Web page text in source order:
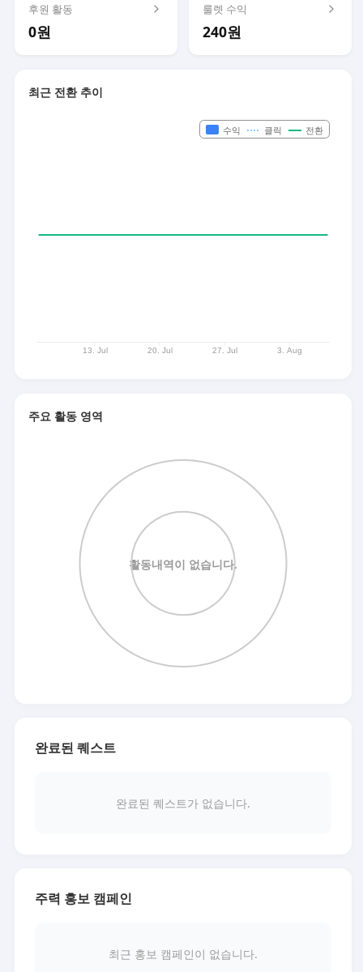
후원 활동
0원
룰렛 수익
240원
최근 전환 추이
주요 활동 영역
완료된 퀘스트
완료된 퀘스트가 없습니다.
주력 홍보 캠페인
최근 홍보 캠페인이 없습니다.